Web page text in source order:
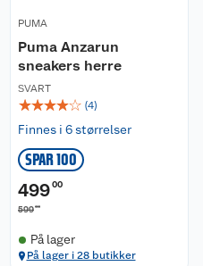
PUMA
Puma Anzarun
sneakers herre
SVART
☆☆☆☆☆ (4)
Finnes i 6 størrelser
SPAR 100
49900
59900
På lager
På lager i 28 butikker